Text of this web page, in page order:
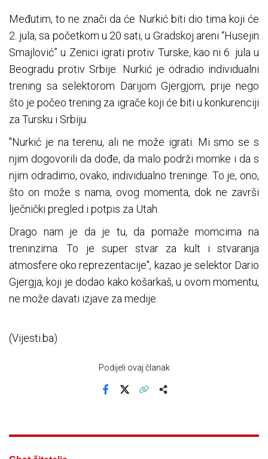
Međutim, to ne znači da će Nurkić biti dio tima koji će
2. jula, sa početkom u 20 sati, u Gradskoj areni “Husejin
Smajlović” u Zenici igrati protiv Turske, kao ni 6. jula u
Beogradu protiv Srbije. Nurkić je odradio individualni
trening sa selektorom Darijom Gjergjom, prije nego
što je počeo trening za igrače koji će biti u konkurenciji
za Tursku i Srbiju.
"Nurkić je na terenu, ali ne može igrati. Mi smo se s
njim dogovorili da dođe, da malo podrži momke i da s
njim odradimo, ovako, individualno treninge. To je, ono,
što on može s nama, ovog momenta, dok ne završi
lječnički pregled i potpis za Utah.
Drago nam je da je tu, da pomaže momcima na
treninzima. To je super stvar za kult i stvaranja
atmosfere oko reprezentacije", kazao je selektor Dario
Gjergja, koji je dodao kako košarkaš, u ovom momentu,
ne može davati izjave za medije.
(Vijesti.ba)
Podijeli ovaj članak